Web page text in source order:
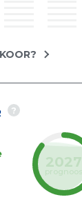
?
2027
prognoos